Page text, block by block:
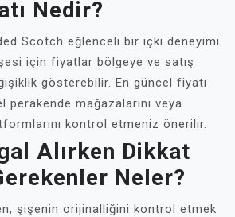
Nedir?
Scotch eğlenceli bir içki deneyimi
için fiyatlar bölgeye ve satış
gösterebilir. En güncel fiyatı
perakende mağazalarını veya
kontrol etmeniz önerilir.
Alırken Dikkat
Neler?
şişenin orijinalliğini kontrol etmek